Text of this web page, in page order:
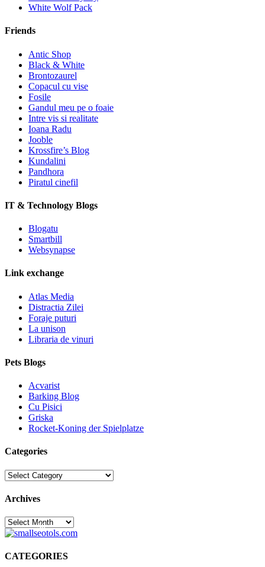
White Wolf Pack
Friends
Antic Shop
Black & White
Brontozaurel
Copacul cu vise
Fosile
Gandul meu pe o foaie
Intre vis si realitate
Ioana Radu
Jooble
Krossfire’s Blog
Kundalini
Pandhora
Piratul cinefil
IT & Technology Blogs
Blogatu
Smartbill
Websynapse
Link exchange
Atlas Media
Distractia Zilei
Foraje puturi
La unison
Libraria de vinuri
Pets Blogs
Acvarist
Barking Blog
Cu Pisici
Griska
Rocket-Koning der Spielplatze
Categories
Categories
Archives
Archives
30
CATEGORIES